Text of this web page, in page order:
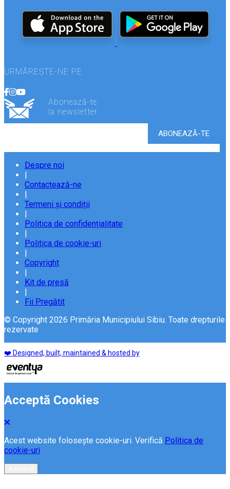
URMĂREȘTE-NE PE
Abonează-te
la newsletter
Despre noi
Contactează-ne
Termeni și condiții
Politica de confidențialitate
Politica de cookie-uri
Copyright
Kit de presă
Fii Pregătit
© Copyright 2026 Primăria Municipiului Sibiu. Toate drepturile
rezervate
❤️ Designed, built, maintained & hosted by
Acceptă Cookies
Acest website folosește cookie-uri. Verifică Politica de
cookie-uri